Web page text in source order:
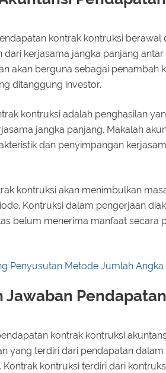
kontrak kontruksi berawal
kerjasama jangka panjang
akan berguna sebagai penambah
ditanggung investor.
kontruksi adalah penghasilan
jangka panjang. Makalah
dan penyimpangan
kontruksi akan menimbulkan
Kontruksi dalam pengerjaan
belum menerima manfaat secara
Penyusutan Metode Jumlah Angka
Jawaban
kontrak kontruksi
yang terdiri dari pendapatan
kontruksi terdiri dari